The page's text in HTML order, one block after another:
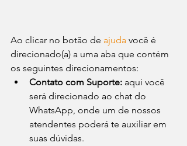
Ao clicar no botão de ajuda você é
direcionado(a) a uma aba que contém
os seguintes direcionamentos:
Contato com Suporte: aqui você
será direcionado ao chat do
WhatsApp, onde um de nossos
atendentes poderá te auxiliar em
suas dúvidas.